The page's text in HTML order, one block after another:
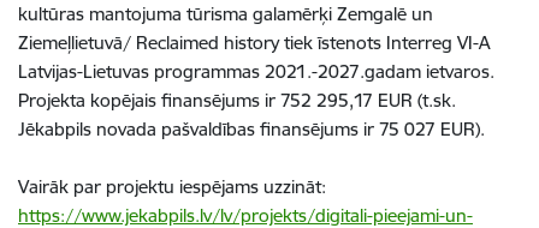
kultūras mantojuma tūrisma galamērķi Zemgalē un
Ziemeļlietuvā/ Reclaimed history tiek īstenots Interreg VI-A
Latvijas-Lietuvas programmas 2021.-2027.gadam ietvaros.
Projekta kopējais finansējums ir 752 295,17 EUR (t.sk.
Jēkabpils novada pašvaldības finansējums ir 75 027 EUR).
Vairāk par projektu iespējams uzzināt:
https://www.jekabpils.lv/lv/projekts/digitali-pieejami-un-